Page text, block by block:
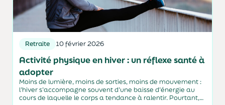
Retraite 10 février 2026
Activité physique en hiver : un réflexe santé à
adopter
Moins de lumière, moins de sorties, moins de mouvement :
l’hiver s’accompagne souvent d’une baisse d’énergie au
cours de laquelle le corps a tendance à ralentir. Pourtant,